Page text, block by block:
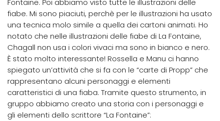
Fontaine. Poi abbiamo visto tutte le illustrazioni delle
fiabe. Mi sono piaciuti, perchè per le illustrazioni ha usato
una tecnica molo simile a quella dei cartoni animati. Ho
notato che nelle illustrazioni delle fiabe di La Fontaine,
Chagall non usa i colori vivaci ma sono in bianco e nero.
È stato molto interessante! Rossella e Manu ci hanno
spiegato un’attività che si fa con le “carte di Propp” che
rappresentano alcuni personaggi e elementi
caratteristici di una fiaba. Tramite questo strumento, in
gruppo abbiamo creato una storia con i personaggi e
gli elementi dello scrittore “La Fontaine”: